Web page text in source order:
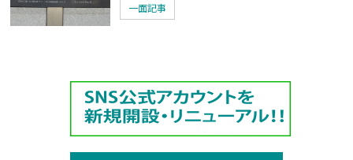
一面記事